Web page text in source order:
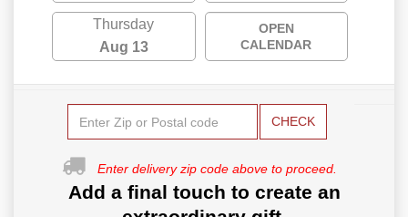
Thursday
Aug 13
OPEN
CALENDAR
CHECK
Enter delivery zip code above to proceed.
Add a final touch to create an